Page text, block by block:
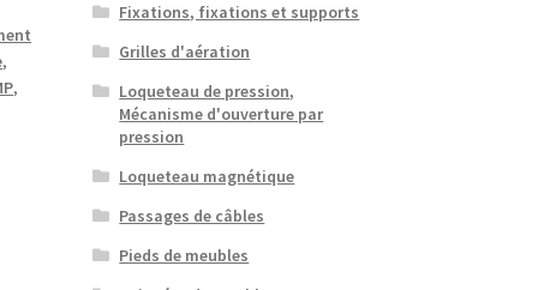
,
,
Fixations, fixations et supports
Grilles d'aération
Loqueteau de pression,
Mécanisme d'ouverture par
pression
Loqueteau magnétique
Passages de câbles
Pieds de meubles